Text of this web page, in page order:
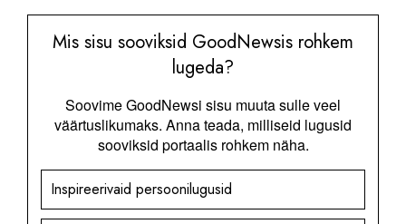
Mis sisu sooviksid GoodNewsis rohkem
lugeda?
Soovime GoodNewsi sisu muuta sulle veel
väärtuslikumaks. Anna teada, milliseid lugusid
sooviksid portaalis rohkem näha.
Inspireerivaid persoonilugusid